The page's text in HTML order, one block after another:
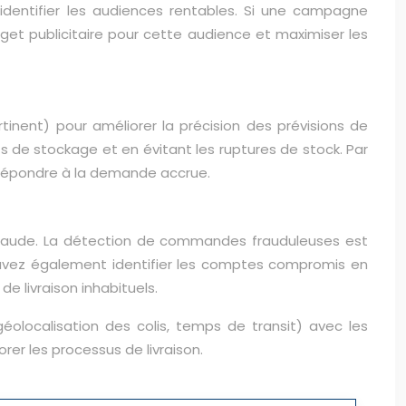
les audiences rentables. Si une campagne
publicitaire pour cette audience et maximiser les
pour améliorer la précision des prévisions de
de stockage et en évitant les ruptures de stock. Par
à la demande accrue.
La détection de commandes frauduleuses est
également identifier les comptes compromis en
livraison inhabituels.
des colis, temps de transit) avec les
les processus de livraison.